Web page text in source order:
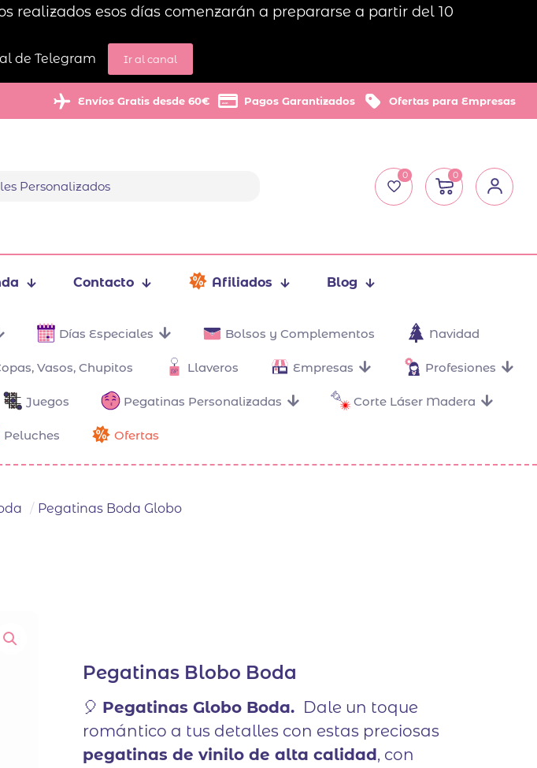
realizados esos días comenzarán a prepararse a partir del 10
de Telegram Ir al canal
Envíos Gratis desde 60€ Pagos Garantizados Ofertas para Empresas
0 0
Contacto Afiliados Blog
Días Especiales Bolsos y Complementos Navidad
Vasos, Chupitos Llaveros Empresas Profesiones
Juegos Pegatinas Personalizadas Corte Láser Madera
Peluches Ofertas
/ Pegatinas Boda Globo
Pegatinas Blobo Boda
🎈 Pegatinas Globo Boda. Dale un toque
romántico a tus detalles con estas preciosas
pegatinas de vinilo de alta calidad, con